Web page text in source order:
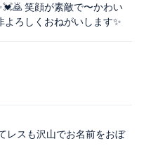
笑顔が素敵で〜かわい
ろしくおねがいします✨
レスも沢山でお名前をおぼ